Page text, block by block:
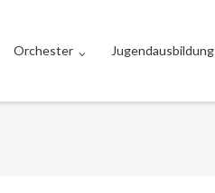
Orchester Jugendausbildung